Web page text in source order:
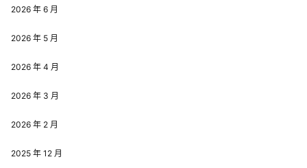
2026 年 6 月
2026 年 5 月
2026 年 4 月
2026 年 3 月
2026 年 2 月
2025 年 12 月